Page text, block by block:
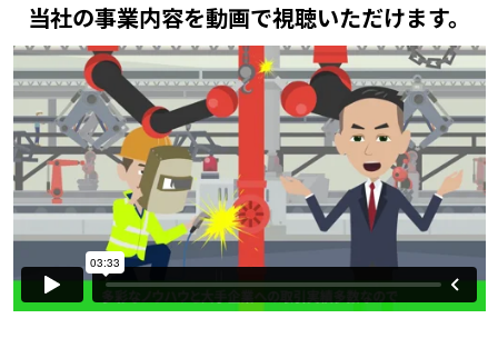
当社の事業内容を動画で視聴いただけます。